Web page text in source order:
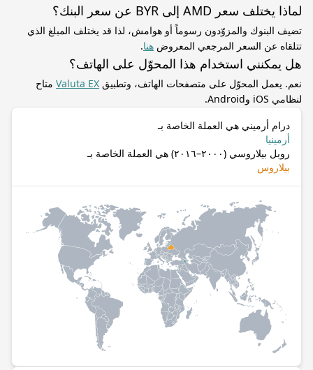
لماذا يختلف سعر AMD إلى BYR عن سعر البنك؟
تضيف البنوك والمزوّدون رسوماً أو هوامش، لذا قد يختلف المبلغ الذي
تتلقاه عن السعر المرجعي المعروض هنا.
هل يمكنني استخدام هذا المحوّل على الهاتف؟
نعم. يعمل المحوّل على متصفحات الهاتف، وتطبيق Valuta EX متاح
لنظامي iOS وAndroid.
درام أرميني هي العملة الخاصة بـ
أرمينيا
روبل بيلاروسي (٢٠٠٠–٢٠١٦) هي العملة الخاصة بـ
بيلاروس